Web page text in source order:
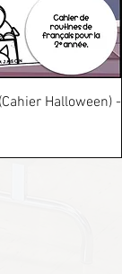
Halloween) -